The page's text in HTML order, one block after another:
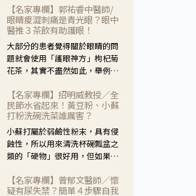
【名家專欄】郭祐睿中醫師/
眼睛痠澀刺痛是青光眼？眼中
醫推３茶飲有助護眼！
大部分的患者覺得關於眼睛的問
題就會使用「護眼神方」枸杞菊
花茶，其實不盡然如此，舉例來
紅、眼睛痛、眼屎多而且顏色
黃，當然就可以使用枸杞菊花
茶，但是枸杞的劑量要少，菊花
的劑量要多；若是有以上症狀以
外，眼睛還會有灼熱感，眼屎多
到會「牽絲」，也就是水樣分泌
了，這時候就要使用菊花、金銀
花來治療；假如單純的眼睛乾
【名家專欄】招明威教授／全
民節水省起來！黃豆粉、小蘇
打粉洗碗洗菜誰厲害？
小蘇打屬於弱鹼性粉末，具有侵
蝕性，所以用來清洗杯碗瓢盆之
類的「硬物」很好用，但如果用
特別注意用法用量，使用過多或
是浸泡太久，容易腐蝕蔬菜的纖
【名家專欄】曾郁文醫師／懷
疑有尿失禁？簡單４步驟自我